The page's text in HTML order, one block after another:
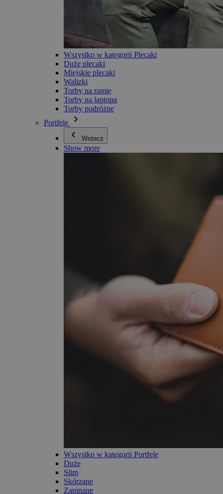
Wszystko w kategorii Plecaki
Duże plecaki
Miejskie plecaki
Walizki
Torby na ramię
Torby na laptopa
Torby podróżne
Portfele
Wstecz
Show more
Wszystko w kategorii Portfele
Duże
Slim
Skórzane
Zapinane